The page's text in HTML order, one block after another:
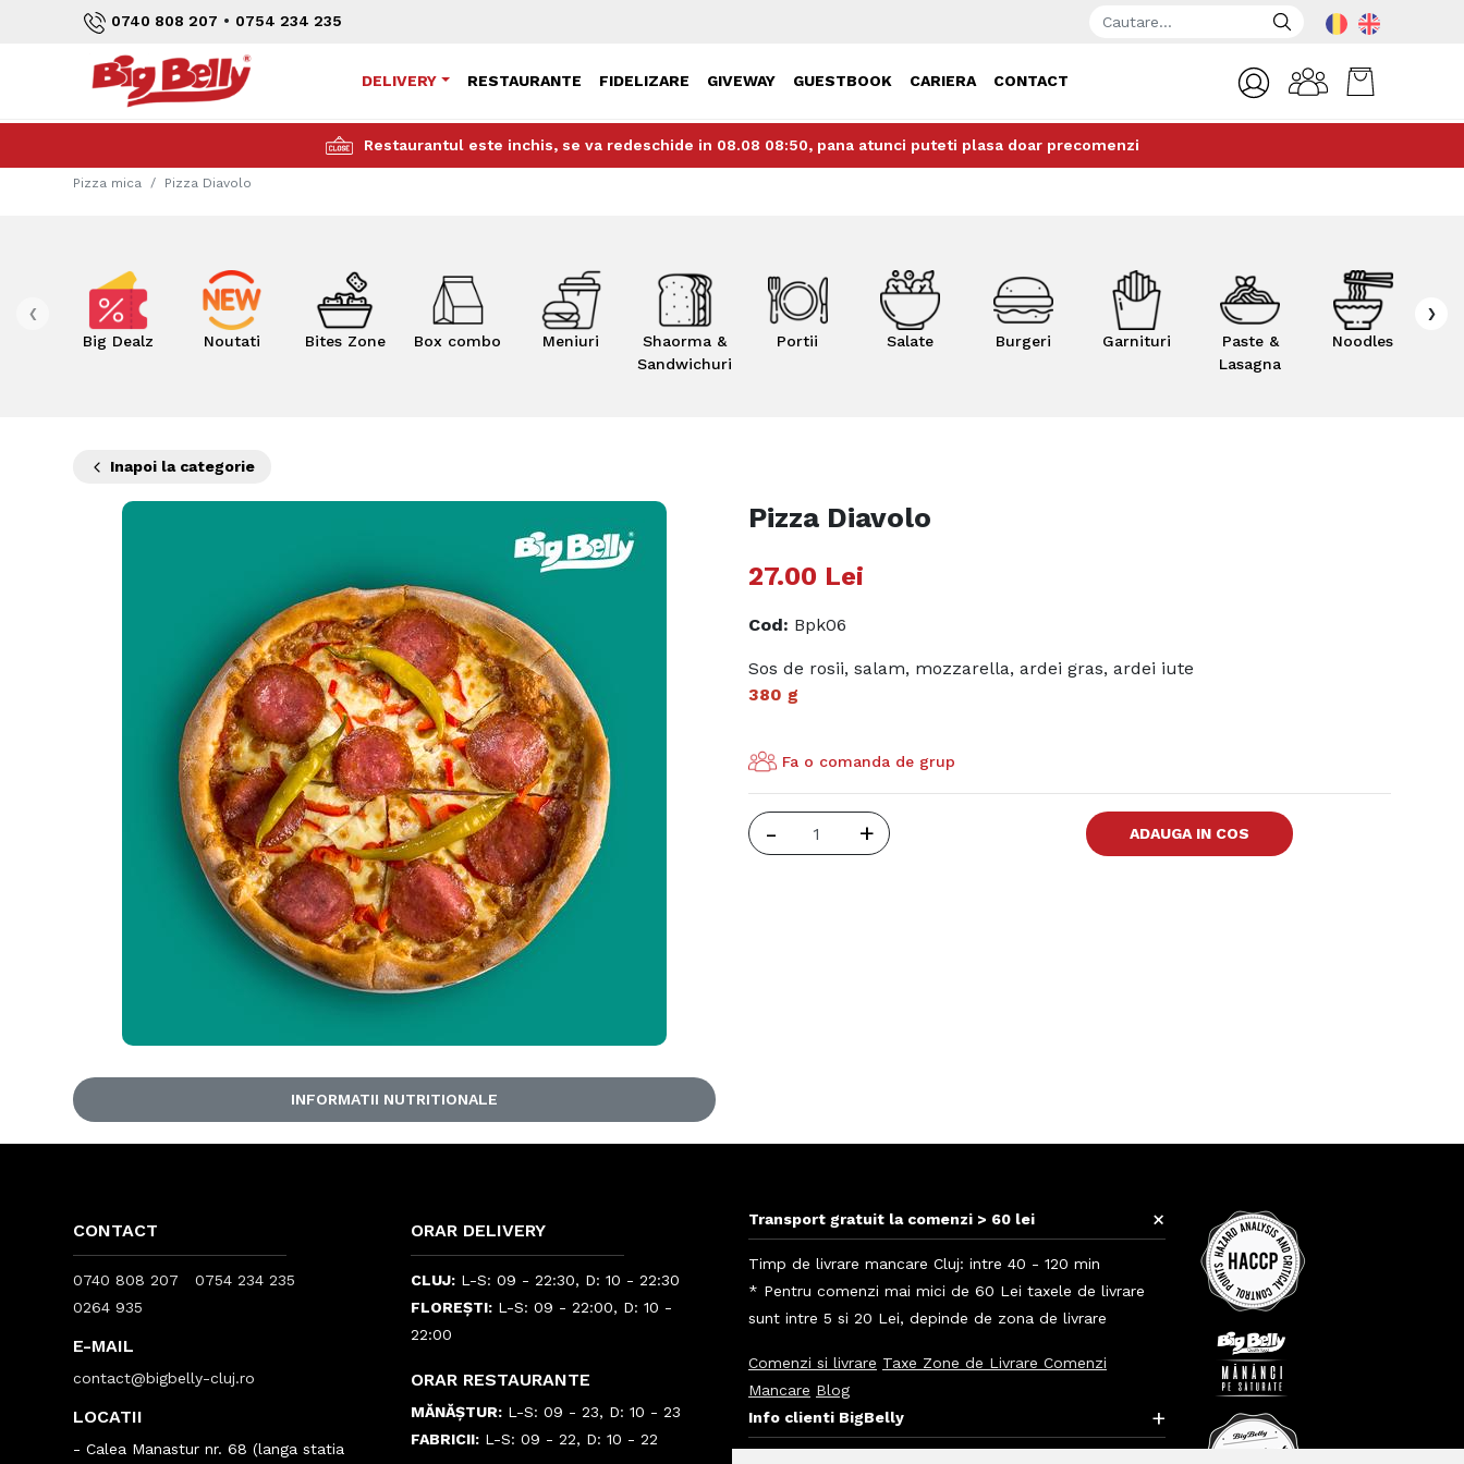
0740 808 207 • 0754 234 235
DELIVERY RESTAURANTE FIDELIZARE GIVEWAY GUESTBOOK CARIERA CONTACT
Restaurantul este inchis, se va redeschide in 08.08 08:50, pana atunci puteti plasa doar precomenzi
Pizza mica Pizza Diavolo
Big Dealz Noutati Bites Zone Box combo Meniuri
Shaorma &
Sandwichuri
Portii Salate Burgeri Garnituri
Paste &
Lasagna
Noodles
‹ ›
Inapoi la categorie
Pizza Diavolo
27.00 Lei
Cod: Bpk06
Sos de rosii, salam, mozzarella, ardei gras, ardei iute
380 g
Fa o comanda de grup
- + ADAUGA IN COS
INFORMATII NUTRITIONALE
CONTACT
0740 808 207
0754 234 235
0264 935
E-MAIL
contact@bigbelly-cluj.ro
LOCATII
- Calea Manastur nr. 68 (langa statia
ORAR DELIVERY
CLUJ: L-S: 09 - 22:30, D: 10 - 22:30
FLOREȘTI: L-S: 09 - 22:00, D: 10 -
22:00
ORAR RESTAURANTE
MĂNĂȘTUR: L-S: 09 - 23, D: 10 - 23
FABRICII: L-S: 09 - 22, D: 10 - 22
Transport gratuit la comenzi > 60 lei +
Timp de livrare mancare Cluj: intre 40 - 120 min
* Pentru comenzi mai mici de 60 Lei taxele de livrare
sunt intre 5 si 20 Lei, depinde de zona de livrare
Comenzi si livrare Taxe Zone de Livrare Comenzi
Mancare Blog
Info clienti BigBelly
+